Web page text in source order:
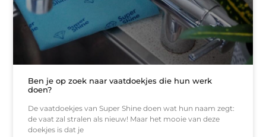
Ben je op zoek naar vaatdoekjes die hun werk
doen?
De vaatdoekjes van Super Shine doen wat hun naam zegt:
de vaat zal stralen als nieuw! Maar het mooie van deze
doekjes is dat je